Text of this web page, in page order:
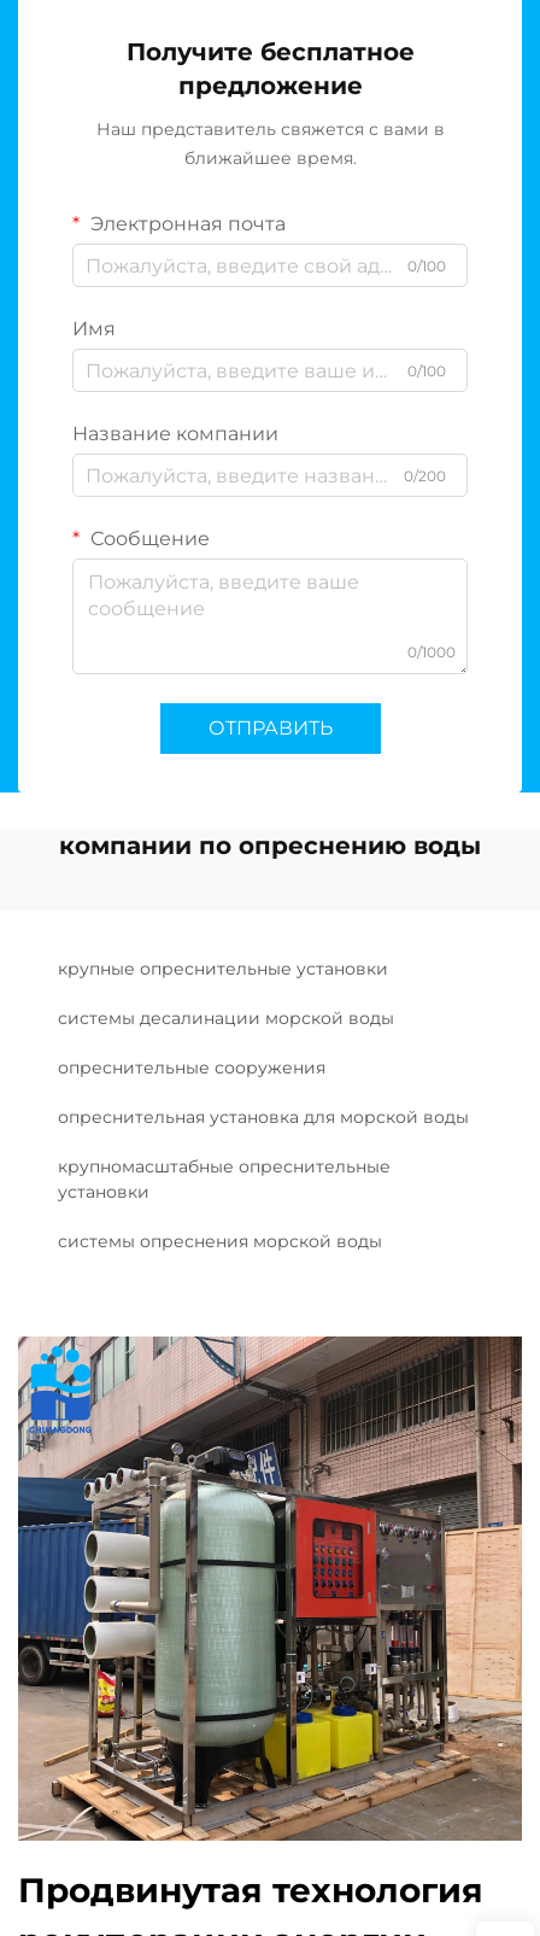
Получите бесплатное
предложение
Наш представитель свяжется с вами в
ближайшее время.
Электронная почта
0/100
Имя
0/100
Название компании
0/200
Сообщение
0/1000
ОТПРАВИТЬ
компании по опреснению воды
крупные опреснительные установки
системы десалинации морской воды
опреснительные сооружения
опреснительная установка для морской воды
крупномасштабные опреснительные
установки
системы опреснения морской воды
Продвинутая технология